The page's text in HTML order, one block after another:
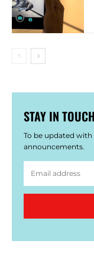
STAY IN TOUCH
To be updated with
announcements.